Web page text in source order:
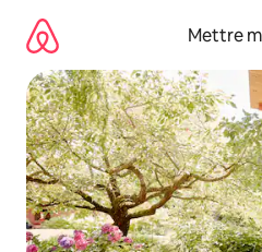
directement
contenu
Mettre